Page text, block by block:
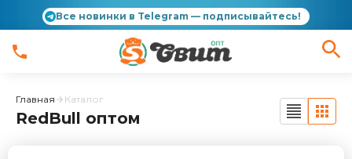
Все новинки в Telegram — подписывайтесь!
Главная Каталог
RedBull оптом